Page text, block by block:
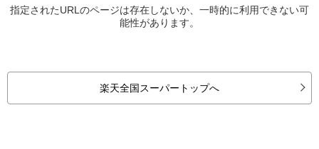
指定されたURLのページは存在しないか、一時的に利用できない可
能性があります。
楽天全国スーパートップへ